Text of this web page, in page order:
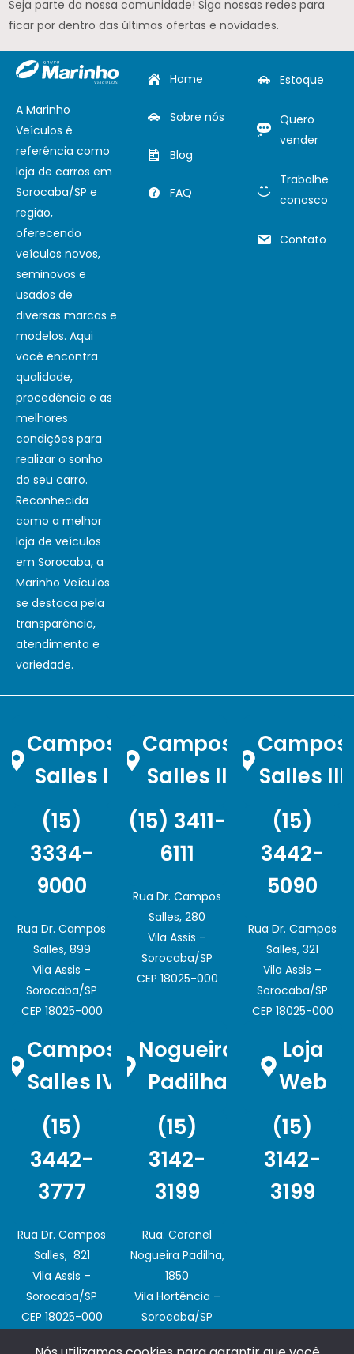
Seja parte da nossa comunidade! Siga nossas redes para
ficar por dentro das últimas ofertas e novidades.
A Marinho
Veículos é
referência como
loja de carros em
Sorocaba/SP e
região,
oferecendo
veículos novos,
seminovos e
usados de
diversas marcas e
modelos. Aqui
você encontra
qualidade,
procedência e as
melhores
condições para
realizar o sonho
do seu carro.
Reconhecida
como a melhor
loja de veículos
em Sorocaba, a
Marinho Veículos
se destaca pela
transparência,
atendimento e
variedade.
Home
Sobre nós
Blog
FAQ
Estoque
Quero
vender
Trabalhe
conosco
Contato
Campos
Salles I
(15)
3334-
9000
Rua Dr. Campos
Salles, 899
Vila Assis –
Sorocaba/SP
CEP 18025-000
Campos
Salles II
(15) 3411-
6111
Rua Dr. Campos
Salles, 280
Vila Assis –
Sorocaba/SP
CEP 18025-000
Campos
Salles III
(15)
3442-
5090
Rua Dr. Campos
Salles, 321
Vila Assis –
Sorocaba/SP
CEP 18025-000
Campos
Salles IV
(15)
3442-
3777
Rua Dr. Campos
Salles, 821
Vila Assis –
Sorocaba/SP
CEP 18025-000
Nogueira
Padilha
(15)
3142-
3199
Rua. Coronel
Nogueira Padilha,
1850
Vila Hortência –
Sorocaba/SP
Loja
Web
(15)
3142-
3199